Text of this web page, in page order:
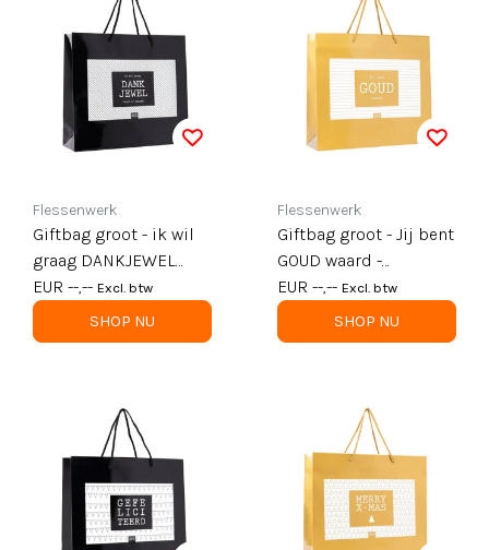
Flessenwerk
Giftbag groot - ik wil
graag DANKJEWEL
tegen je
zeggen/zwart - mt 40
x 12 x 36 per 12
EUR --,-- Excl. btw
SHOP NU
Flessenwerk
Giftbag groot - Jij bent
GOUD waard -
goud - mt 40 x 12 x 36
per 12
EUR --,-- Excl. btw
SHOP NU